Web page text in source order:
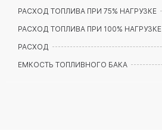
РАСХОД ТОПЛИВА ПРИ 75% НАГРУЗКЕ
РАСХОД ТОПЛИВА ПРИ 100% НАГРУЗКЕ
РАСХОД
ЕМКОСТЬ ТОПЛИВНОГО БАКА